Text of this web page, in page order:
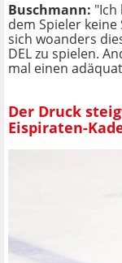
Buschmann: "Ich
dem Spieler
sich woanders
DEL zu spielen.
mal einen
Der Druck
Eispiraten-